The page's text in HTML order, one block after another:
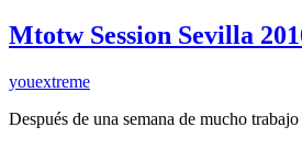
Mtotw Session Sevilla
youextreme
Después de una semana de mucho